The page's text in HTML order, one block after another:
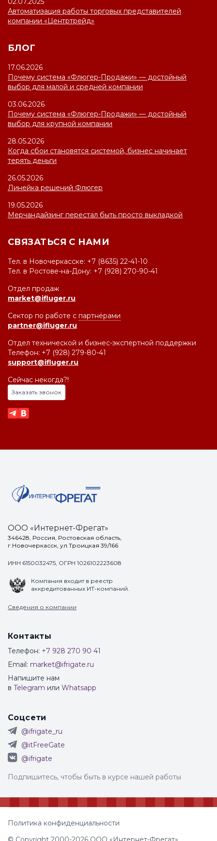
Автоматизация работы торговых представителей
компании «Центртрейд»
БЛОГ
17.06.2026
Почему система «Флюгер-Продажи» — достойный
выбор для малой и средней компании
03.06.2026
Почему система «Флюгер-Продажи» — достойный
выбор для крупной компании
28.05.2026
Когда сбои становятся системой, бизнес начинает
терять деньги
26.05.2026
Линейка решений Флюгер
19.05.2026
Мерчандайзинг перестал быть просто выкладкой
СВЯЗАТЬСЯ С НАМИ
Тел. в Новочеркасске: +7 (8635) 22-41-10
Тел. в Ростове-на-Дону: +7 (928) 270-90-41
Отдел продаж
market@ifluger.ru
Сектор по работе с партнёрами
partner@ifluger.ru
Отдел технической и бизнес-экспертной поддержки
Телефон: +7 (928) 279-80-41
support@ifluger.ru
Сейчас некогда?!
Заказать звонок
ООО «Интернет-Фрегат»
346428, Россия, Ростовская область,
г.Новочеркасск, ул.Троицкая 39/166
ИНН 6150032475, ОГРН 1026102223608
Компания входит в реестр
аккредитованных ИТ-компаний.
Сведения о компании
Контакты
Телефон: +7 928 270 90 41
Email: market@ifrigate.ru
Напишите нам
в Telegram или Whatsapp
Соцсети
@ifrigate_ru
@itFreeGate
@ifrigate
Подпишитесь, чтобы быть в курсе нашей работы
Политика конфиденциальности